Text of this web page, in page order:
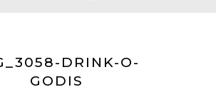
DRINK-O-
GODIS